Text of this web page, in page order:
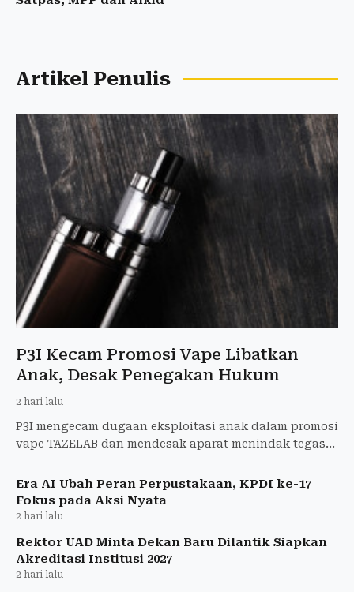
Artikel Penulis
P3I Kecam Promosi Vape Libatkan
Anak, Desak Penegakan Hukum
2 hari lalu
P3I mengecam dugaan eksploitasi anak dalam promosi
vape TAZELAB dan mendesak aparat menindak tegas
Era AI Ubah Peran Perpustakaan, KPDI ke-17
Fokus pada Aksi Nyata
2 hari lalu
Rektor UAD Minta Dekan Baru Dilantik Siapkan
Akreditasi Institusi 2027
2 hari lalu